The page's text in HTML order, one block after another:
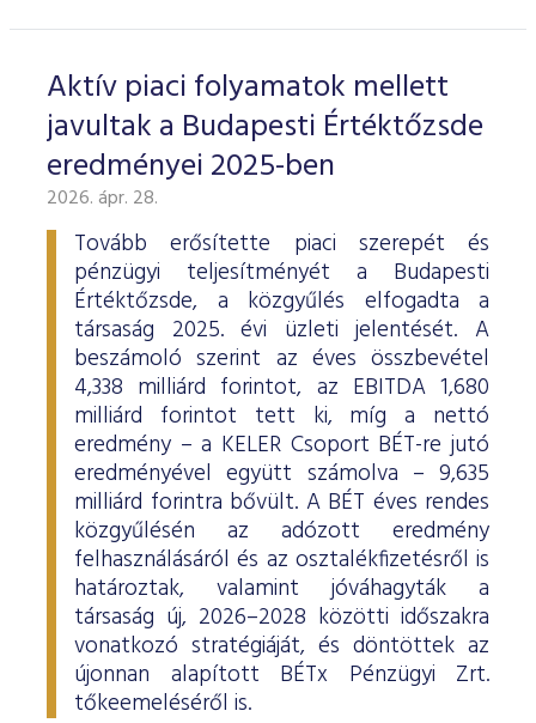
Aktív piaci folyamatok mellett
javultak a Budapesti Értéktőzsde
eredményei 2025-ben
2026. ápr. 28.
Tovább erősítette piaci szerepét és
pénzügyi teljesítményét a Budapesti
Értéktőzsde, a közgyűlés elfogadta a
társaság 2025. évi üzleti jelentését. A
beszámoló szerint az éves összbevétel
4,338 milliárd forintot, az EBITDA 1,680
milliárd forintot tett ki, míg a nettó
eredmény – a KELER Csoport BÉT-re jutó
eredményével együtt számolva – 9,635
milliárd forintra bővült. A BÉT éves rendes
közgyűlésén az adózott eredmény
felhasználásáról és az osztalékfizetésről is
határoztak, valamint jóváhagyták a
társaság új, 2026–2028 közötti időszakra
vonatkozó stratégiáját, és döntöttek az
újonnan alapított BÉTx Pénzügyi Zrt.
tőkeemeléséről is.